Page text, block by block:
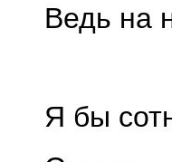
Ведь на
Я бы